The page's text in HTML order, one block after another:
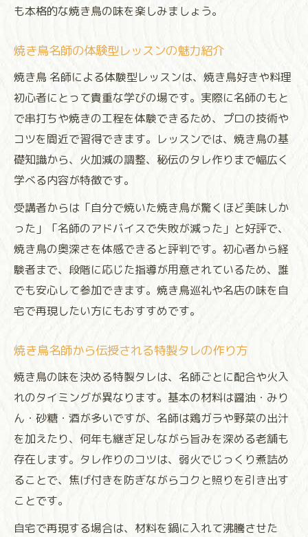
も本格的な焼き鳥の味を楽しみましょう。
焼き鳥名師の体験型レッスンの魅力紹介
焼き鳥 名師による体験型レッスンは、焼き鳥好きや料理
初心者にとって貴重な学びの場です。実際に名師のもと
で串打ちや焼きの工程を体験できるため、プロの技術や
コツを間近で習得できます。レッスンでは、焼き鳥の基
礎知識から、火加減の調整、秘伝のタレ作りまで幅広く
学べる内容が特徴です。
受講者からは「自分で焼いた焼き鳥が驚くほど美味しか
った」「名師のアドバイスで失敗が減った」と好評で、
焼き鳥の奥深さを体感できると評判です。初心者から経
験者まで、段階に応じた指導が用意されているため、誰
でも安心して参加できます。焼き鳥巡礼や名店の味を自
宅で再現したい方にもおすすめです。
焼き鳥名師から伝授される特製タレの作り方
焼き鳥の味を決める特製タレは、名師ごとに配合や火入
れのタイミングが異なります。基本の材料は醤油・みり
ん・砂糖・酒が多いですが、名師は鶏ガラや野菜の出汁
を加えたり、何年も継ぎ足しながら旨みを深める老舗も
存在します。タレ作りのコツは、弱火でじっくり煮詰め
ることで、焦げ付きを防ぎながらコクと照りを引き出す
ことです。
自宅で再現する場合は、材料を鍋に入れて沸騰させた